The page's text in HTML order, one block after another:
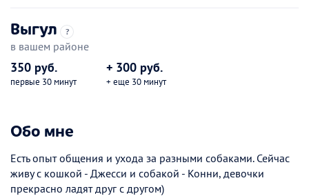
Выгул ?
в вашем районе
350 руб.
первые 30 минут
+ 300 руб.
+ еще 30 минут
Обо мне
Есть опыт общения и ухода за разными собаками. Сейчас
живу с кошкой - Джесси и собакой - Конни, девочки
прекрасно ладят друг с другом)